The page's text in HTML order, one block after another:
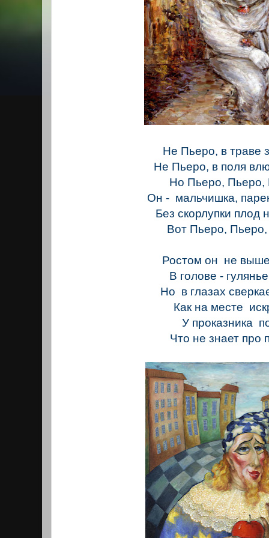
Не Пьеро, в траве
Не Пьеро, в поля
Но Пьеро, Пьеро,
Он - мальчишка,
Без скорлупки плод
Вот Пьеро,
Ростом он не
В голове -
Но в глазах
Как на месте
У проказника
Что не знает про